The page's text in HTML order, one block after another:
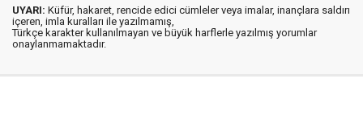
UYARI: Küfür, hakaret, rencide edici cümleler veya imalar, inançlara saldırı
içeren, imla kuralları ile yazılmamış,
Türkçe karakter kullanılmayan ve büyük harflerle yazılmış yorumlar
onaylanmamaktadır.